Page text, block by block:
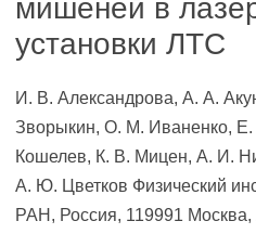
мишеней в
установки ЛТС
И. В. Александрова, А. А.
Зворыкин, О. М. Иваненко,
Кошелев, К. В. Мицен, А. И.
А. Ю. Цветков Физический
РАН, Россия, 119991 Москва,